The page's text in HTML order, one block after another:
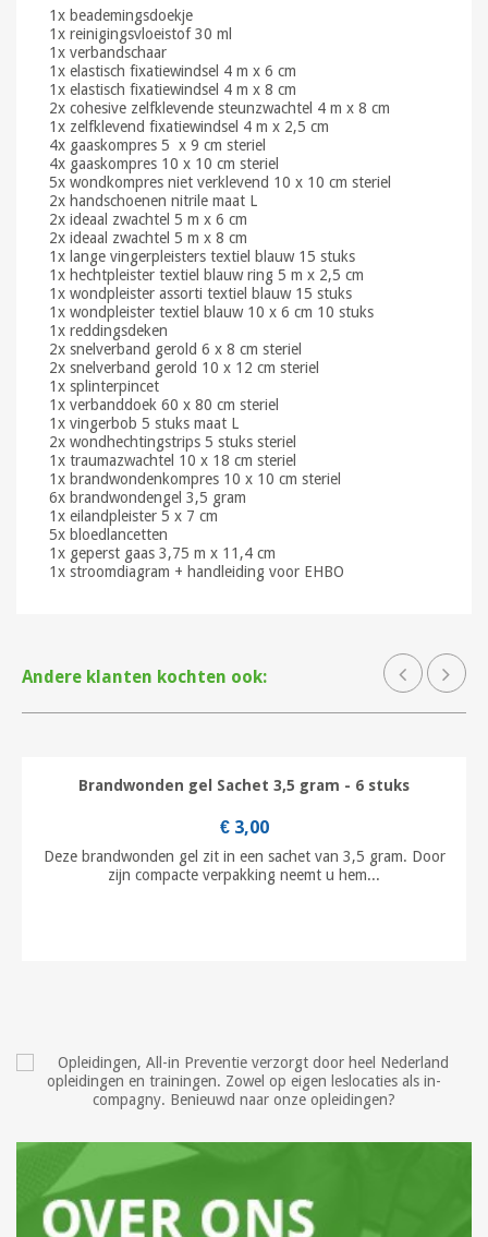
1x beademingsdoekje
1x reinigingsvloeistof 30 ml
1x verbandschaar
1x elastisch fixatiewindsel 4 m x 6 cm
1x elastisch fixatiewindsel 4 m x 8 cm
2x cohesive zelfklevende steunzwachtel 4 m x 8 cm
1x zelfklevend fixatiewindsel 4 m x 2,5 cm
4x gaaskompres 5 x 9 cm steriel
4x gaaskompres 10 x 10 cm steriel
5x wondkompres niet verklevend 10 x 10 cm steriel
2x handschoenen nitrile maat L
2x ideaal zwachtel 5 m x 6 cm
2x ideaal zwachtel 5 m x 8 cm
1x lange vingerpleisters textiel blauw 15 stuks
1x hechtpleister textiel blauw ring 5 m x 2,5 cm
1x wondpleister assorti textiel blauw 15 stuks
1x wondpleister textiel blauw 10 x 6 cm 10 stuks
1x reddingsdeken
2x snelverband gerold 6 x 8 cm steriel
2x snelverband gerold 10 x 12 cm steriel
1x splinterpincet
1x verbanddoek 60 x 80 cm steriel
1x vingerbob 5 stuks maat L
2x wondhechtingstrips 5 stuks steriel
1x traumazwachtel 10 x 18 cm steriel
1x brandwondenkompres 10 x 10 cm steriel
6x brandwondengel 3,5 gram
1x eilandpleister 5 x 7 cm
5x bloedlancetten
1x geperst gaas 3,75 m x 11,4 cm
1x stroomdiagram + handleiding voor EHBO
Andere klanten kochten ook:
Brandwonden gel Sachet 3,5 gram - 6 stuks
€ 3,00
Deze brandwonden gel zit in een sachet van 3,5 gram. Door
zijn compacte verpakking neemt u hem...